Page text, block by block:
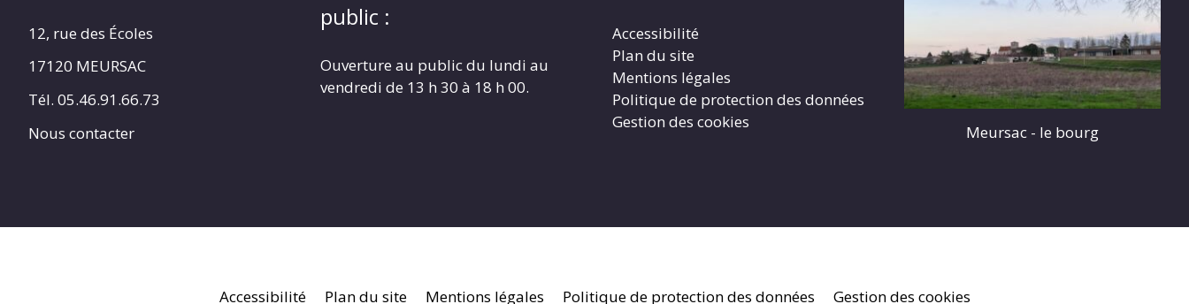
12, rue des Écoles
17120 MEURSAC
Tél. 05.46.91.66.73
Nous contacter
public :
Ouverture au public du lundi au
vendredi de 13 h 30 à 18 h 00.
Accessibilité
Plan du site
Mentions légales
Politique de protection des données
Gestion des cookies
Meursac - le bourg
Accessibilité Plan du site Mentions légales Politique de protection des données Gestion des cookies